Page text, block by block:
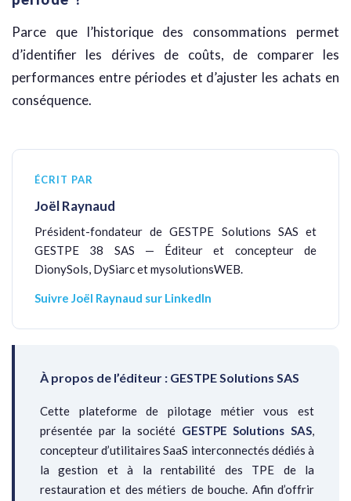
Parce que l’historique des consommations permet
d’identifier les dérives de coûts, de comparer les
performances entre périodes et d’ajuster les achats en
conséquence.
ÉCRIT PAR
Joël Raynaud
Président-fondateur de GESTPE Solutions SAS et
GESTPE 38 SAS — Éditeur et concepteur de
DionySols, DySiarc et mysolutionsWEB.
Suivre Joël Raynaud sur LinkedIn
À propos de l’éditeur : GESTPE Solutions SAS
Cette plateforme de pilotage métier vous est
présentée par la société GESTPE Solutions SAS,
concepteur d’utilitaires SaaS interconnectés dédiés à
la gestion et à la rentabilité des TPE de la
restauration et des métiers de bouche. Afin d’offrir